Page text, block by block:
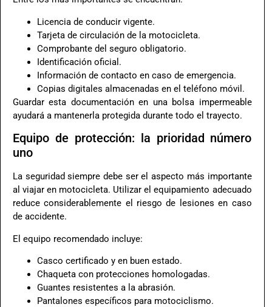
Licencia de conducir vigente.
Tarjeta de circulación de la motocicleta.
Comprobante del seguro obligatorio.
Identificación oficial.
Información de contacto en caso de emergencia.
Copias digitales almacenadas en el teléfono móvil.
Guardar esta documentación en una bolsa impermeable
ayudará a mantenerla protegida durante todo el trayecto.
Equipo de protección: la prioridad número
uno
La seguridad siempre debe ser el aspecto más importante
al viajar en motocicleta. Utilizar el equipamiento adecuado
reduce considerablemente el riesgo de lesiones en caso
de accidente.
El equipo recomendado incluye:
Casco certificado y en buen estado.
Chaqueta con protecciones homologadas.
Guantes resistentes a la abrasión.
Pantalones específicos para motociclismo.